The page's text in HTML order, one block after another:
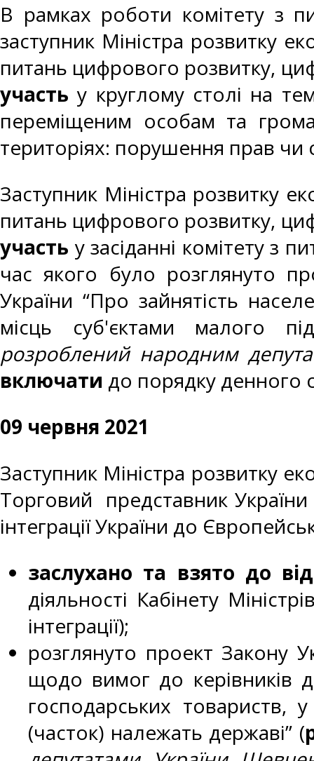
В рамках роботи комітету з
заступник Міністра розвитку
питань цифрового розвитку,
участь у круглому столі на
переміщеним особам та
територіях: порушення прав чи
Заступник Міністра розвитку
питань цифрового розвитку,
участь у засіданні комітету з
час якого було розглянуто
України “Про зайнятість
місць суб'єктами малого
розроблений народним
включати до порядку денного
09 червня 2021
Заступник Міністра розвитку
Торговий представник України
інтеграції України до
заслухано та взято до
діяльності Кабінету
інтеграції);
розглянуто проект Закону
щодо вимог до керівників
господарських товариств,
(часток) належать державі” (